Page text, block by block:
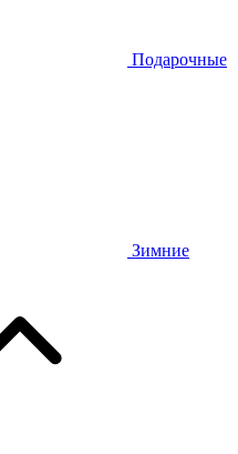
Подарочные
Зимние